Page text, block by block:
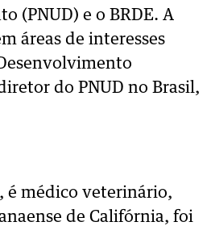
(PNUD) e o BRDE. A
áreas de interesses
do PNUD no Brasil,
é médico veterinário,
de Califórnia, foi